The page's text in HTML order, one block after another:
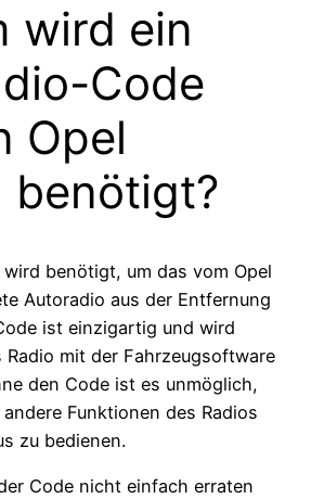
wird ein
Code
Opel
benötigt?
wird benötigt, um das vom Opel
Autoradio aus der Entfernung
ist einzigartig und wird
mit der Fahrzeugsoftware
den Code ist es unmöglich,
Funktionen des Radios
zu bedienen.
Code nicht einfach erraten